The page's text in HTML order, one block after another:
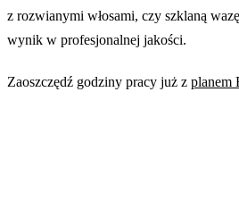
z rozwianymi włosami, czy szklaną
wynik w profesjonalnej jakości.
Zaoszczędź godziny pracy już z planem